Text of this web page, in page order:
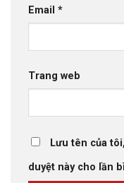
Email *
Trang web
Lưu tên của
duyệt này cho lần